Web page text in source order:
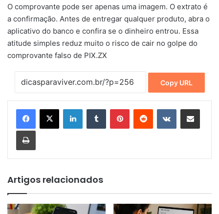
O comprovante pode ser apenas uma imagem. O extrato é
a confirmação. Antes de entregar qualquer produto, abra o
aplicativo do banco e confira se o dinheiro entrou. Essa
atitude simples reduz muito o risco de cair no golpe do
comprovante falso de PIX.ZX
Copy URL
Artigos relacionados